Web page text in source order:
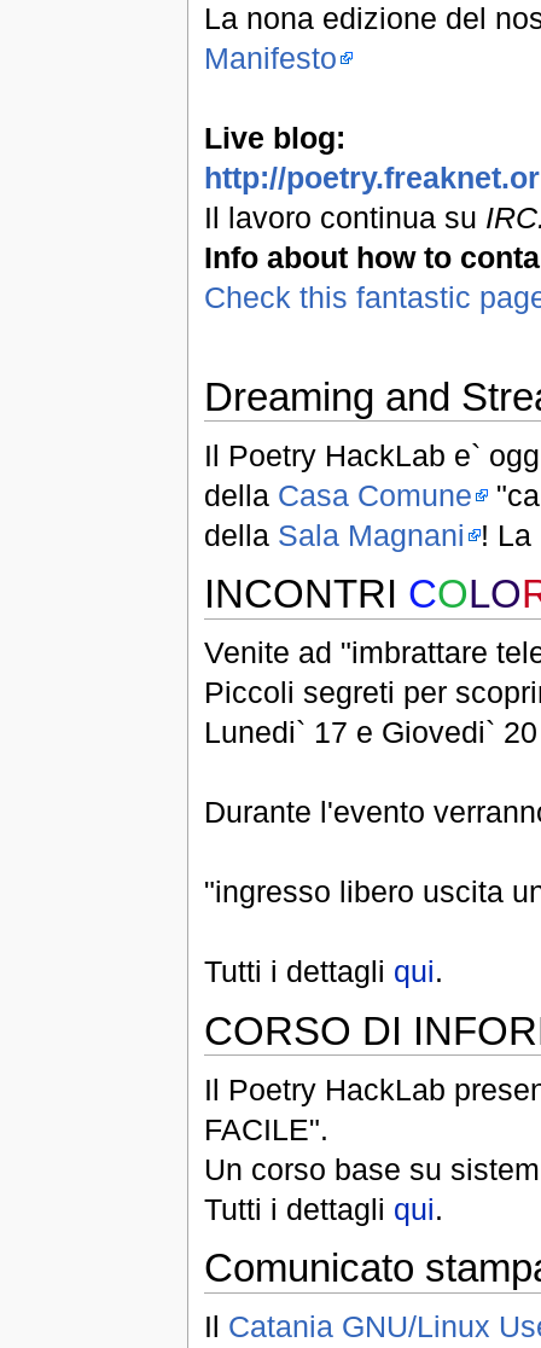
La nona edizione del
Manifesto
Live blog:
http://
Il lavoro continua su
Info about how to
Check this fantastic
Dreaming and
Il Poetry HackLab e`
della Casa Comune
della Sala Magnani ! La
INCONTRI COLO
Venite ad "imbrattare
Piccoli segreti per
Lunedi` 17 e Giovedi`
Durante l'evento
"ingresso libero uscita
Tutti i dettagli qui.
CORSO DI
Il Poetry HackLab
FACILE".
Un corso base su
Tutti i dettagli qui.
Comunicato
Il Catania GNU/Linux